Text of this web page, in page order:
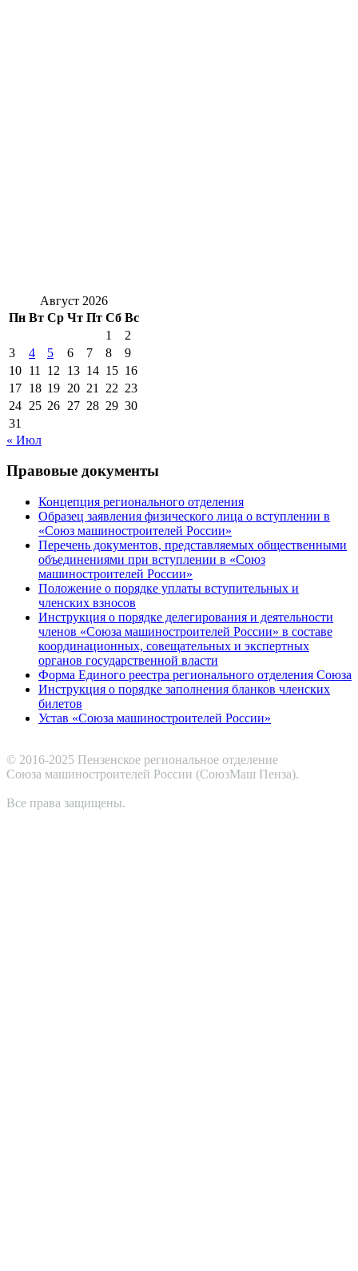
Август 2026
Пн Вт Ср Чт Пт Сб Вс
1
2
3
4 5 6 7 8
9
10 11 12 13 14 15 16
17 18 19 20 21 22 23
24 25 26 27 28 29 30
31
« Июл
Правовые документы
Концепция регионального отделения
Образец заявления физического лица о вступлении в
«Союз машиностроителей России»
Перечень документов, представляемых общественными
объединениями при вступлении в «Союз
машиностроителей России»
Положение о порядке уплаты вступительных и
членских взносов
Инструкция о порядке делегирования и деятельности
членов «Союза машиностроителей России» в составе
координационных, совещательных и экспертных
органов государственной власти
Форма Единого реестра регионального отделения Союза
Инструкция о порядке заполнения бланков членских
билетов
Устав «Союза машиностроителей России»
© 2016-2025 Пензенское региональное отделение
Cоюза машиностроителей России (СоюзМаш Пенза).
Все права защищены.